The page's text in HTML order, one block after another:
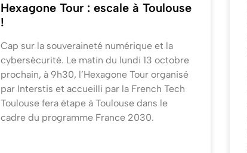
Hexagone Tour : escale à Toulouse
!
Cap sur la souveraineté numérique et la
cybersécurité. Le matin du lundi 13 octobre
prochain, à 9h30, l’Hexagone Tour organisé
par Interstis et accueilli par la French Tech
Toulouse fera étape à Toulouse dans le
cadre du programme France 2030.